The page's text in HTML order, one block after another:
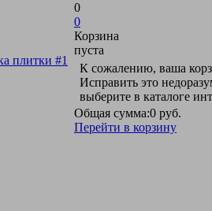
0
0
Корзина
пуста
К сожалению, ваша
Исправить это
выберите в каталоге
Общая сумма:0 руб.
Перейти в корзину